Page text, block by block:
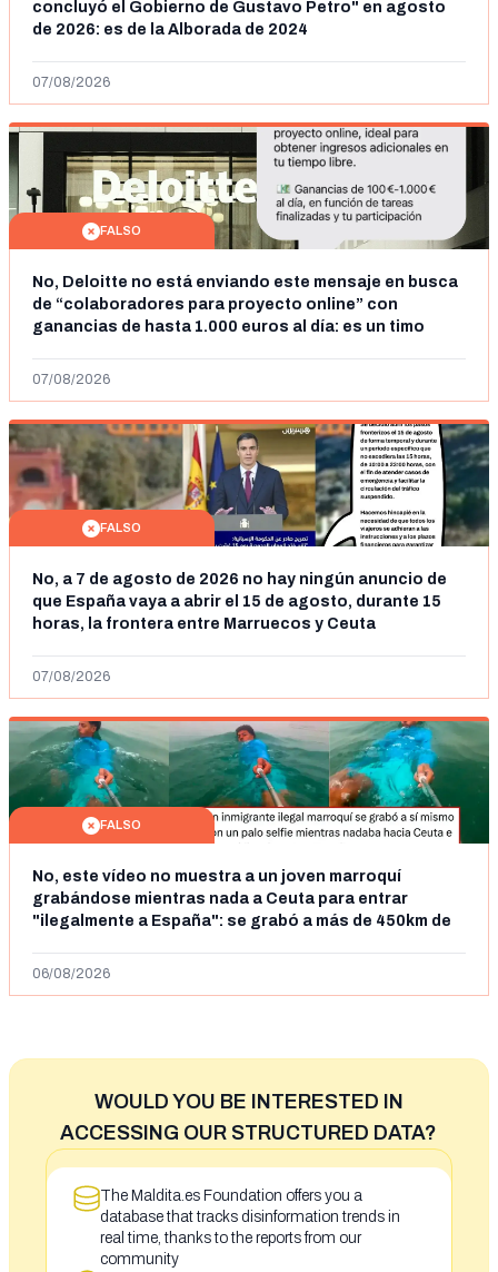
concluyó el Gobierno de Gustavo Petro" en agosto
de 2026: es de la Alborada de 2024
07/08/2026
FALSO
No, Deloitte no está enviando este mensaje en busca
de “colaboradores para proyecto online” con
ganancias de hasta 1.000 euros al día: es un timo
07/08/2026
FALSO
No, a 7 de agosto de 2026 no hay ningún anuncio de
que España vaya a abrir el 15 de agosto, durante 15
horas, la frontera entre Marruecos y Ceuta
07/08/2026
FALSO
No, este vídeo no muestra a un joven marroquí
grabándose mientras nada a Ceuta para entrar
"ilegalmente a España": se grabó a más de 450km de
06/08/2026
WOULD YOU BE INTERESTED IN
ACCESSING OUR STRUCTURED DATA?
The Maldita.es Foundation offers you a
database that tracks disinformation trends in
real time, thanks to the reports from our
community